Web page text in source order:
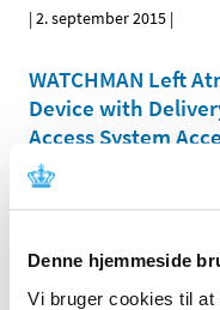
Denne hjemmeside
Vi bruger cookies til
|2. september 2015 |
WATCHMAN Left
Device with
Access System
|2. september 2015
|1. september 2015|